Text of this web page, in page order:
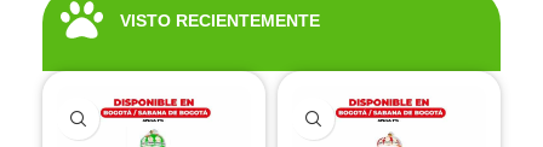
VISTO RECIENTEMENTE